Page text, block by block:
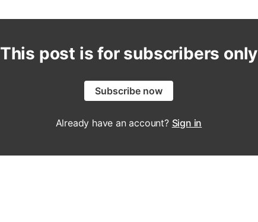
This post is for subscribers only
Subscribe now
Already have an account? Sign in